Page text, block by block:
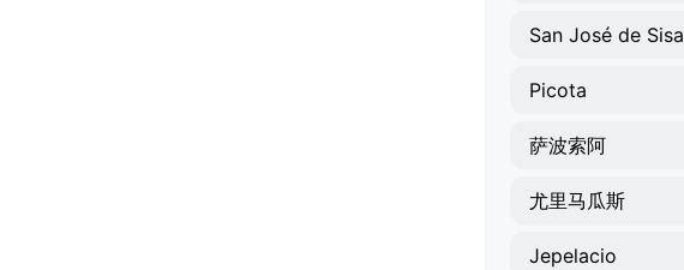
San José de Sisa
Picota
萨波索阿
尤里马瓜斯
Jepelacio